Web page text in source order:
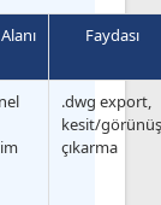
Faydası
.dwg export,
kesit/görünüş
çıkarma